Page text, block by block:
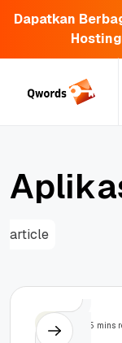
Dapatkan
Aplika
article
5 mins